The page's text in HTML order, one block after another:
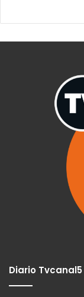
Diario Tvcanal5